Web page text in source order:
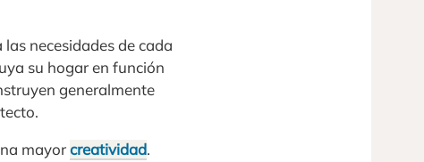
necesidades de cada
su hogar en función
generalmente
mayorcreatividad.